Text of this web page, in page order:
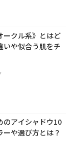
ークル系》とはど
いや似合う肌をチ
のアイシャドウ10
や選び方とは？